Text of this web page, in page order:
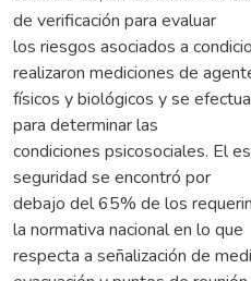
de verificación para evaluar
los riesgos asociados a
realizaron mediciones de
físicos y biológicos y se
para determinar las
condiciones psicosociales. El
seguridad se encontró por
debajo del 65% de los
la normativa nacional en lo que
respecta a señalización de